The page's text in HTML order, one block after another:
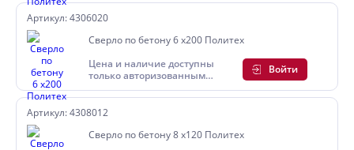
Артикул: 4306020
Сверло по бетону 6 х200 Политех
Цена и наличие доступны
только авторизованным
пользователям
Войти
Артикул: 4308012
Сверло по бетону 8 х120 Политех